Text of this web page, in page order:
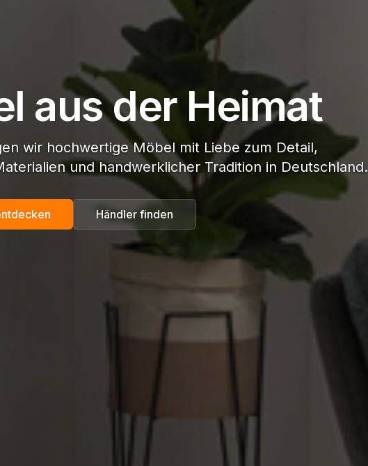
aus der Heimat
wir hochwertige Möbel mit Liebe zum Detail,
und handwerklicher Tradition in Deutschland.
Händler finden